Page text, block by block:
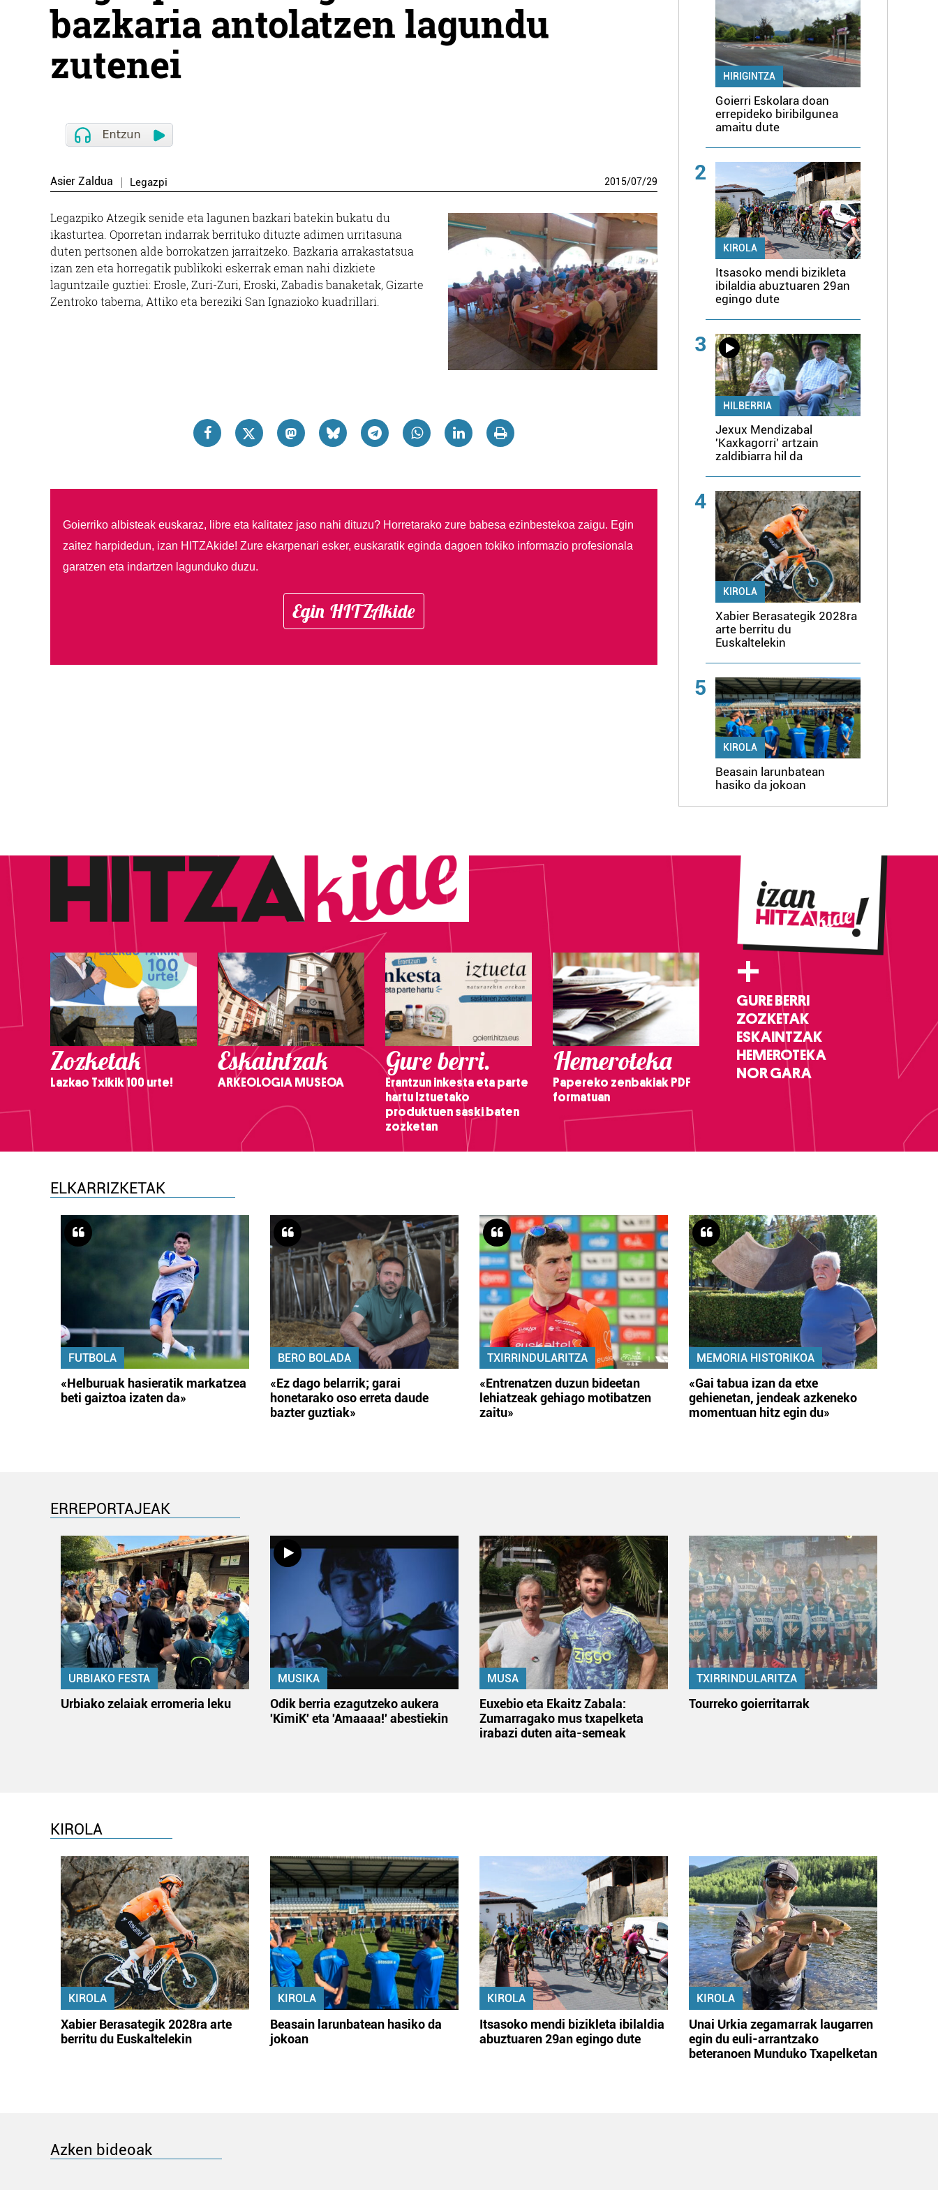
bazkaria antolatzen lagundu
zutenei
Asier Zaldua Legazpi 2015/07/29
Legazpiko Atzegik senide eta lagunen bazkari batekin bukatu du
ikasturtea. Oporretan indarrak berrituko dituzte adimen urritasuna
duten pertsonen alde borrokatzen jarraitzeko. Bazkaria arrakastatsua
izan zen eta horregatik publikoki eskerrak eman nahi dizkiete
laguntzaile guztiei: Erosle, Zuri-Zuri, Eroski, Zabadis banaketak, Gizarte
Zentroko taberna, Attiko eta bereziki San Ignazioko kuadrillari.
Goierriko albisteak euskaraz, libre eta kalitatez jaso nahi dituzu? Horretarako zure babesa ezinbestekoa zaigu. Egin
zaitez harpidedun, izan HITZAkide! Zure ekarpenari esker, euskaratik eginda dagoen tokiko informazio profesionala
garatzen eta indartzen lagunduko duzu.
Egin HITZAkide
HIRIGINTZA
Goierri Eskolara doan
errepideko biribilgunea
amaitu dute
2
KIROLA
Itsasoko mendi bizikleta
ibilaldia abuztuaren 29an
egingo dute
3
HILBERRIA
Jexux Mendizabal
'Kaxkagorri' artzain
zaldibiarra hil da
4
KIROLA
Xabier Berasategik 2028ra
arte berritu du
Euskaltelekin
5
KIROLA
Beasain larunbatean
hasiko da jokoan
Zozketak
Lazkao Txikik 100 urte!
Eskaintzak
ARKEOLOGIA MUSEOA
Gure berri.
Erantzun inkesta eta parte
hartu Iztuetako
produktuen saski baten
zozketan
Hemeroteka
Papereko zenbakiak PDF
formatuan
+
GURE BERRI
ZOZKETAK
ESKAINTZAK
HEMEROTEKA
NOR GARA
ELKARRIZKETAK
FUTBOLA
«Helburuak hasieratik markatzea
beti gaiztoa izaten da»
BERO BOLADA
«Ez dago belarrik; garai
honetarako oso erreta daude
bazter guztiak»
TXIRRINDULARITZA
«Entrenatzen duzun bideetan
lehiatzeak gehiago motibatzen
zaitu»
MEMORIA HISTORIKOA
«Gai tabua izan da etxe
gehienetan, jendeak azkeneko
momentuan hitz egin du»
ERREPORTAJEAK
URBIAKO FESTA
Urbiako zelaiak erromeria leku
MUSIKA
Odik berria ezagutzeko aukera
'KimiK' eta 'Amaaaa!' abestiekin
MUSA
Euxebio eta Ekaitz Zabala:
Zumarragako mus txapelketa
irabazi duten aita-semeak
TXIRRINDULARITZA
Tourreko goierritarrak
KIROLA
KIROLA
Xabier Berasategik 2028ra arte
berritu du Euskaltelekin
KIROLA
Beasain larunbatean hasiko da
jokoan
KIROLA
Itsasoko mendi bizikleta ibilaldia
abuztuaren 29an egingo dute
KIROLA
Unai Urkia zegamarrak laugarren
egin du euli-arrantzako
beteranoen Munduko Txapelketan
Azken bideoak